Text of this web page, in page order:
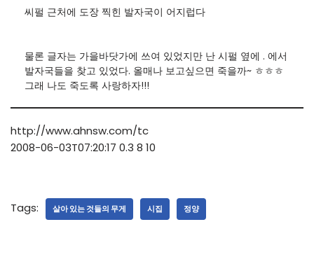
씨펄 근처에 도장 찍힌 발자국이 어지럽다
물론 글자는 가을바닷가에 쓰여 있었지만 난 시펄 옆에 . 에서
발자국들을 찾고 있었다. 올매나 보고싶으면 죽을까~ ㅎㅎㅎ
그래 나도 죽도록 사랑하자!!!
http://www.ahnsw.com/tc
2008-06-03T07:20:17 0.3 8 10
Tags: 살아 있는 것들의 무게 시집 정양